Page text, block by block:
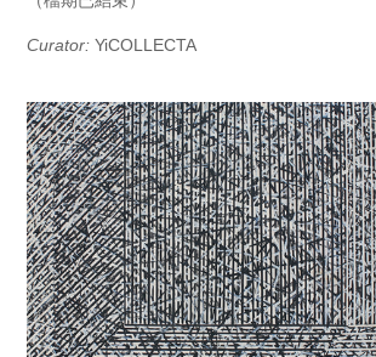
Curator: YiCOLLECTA